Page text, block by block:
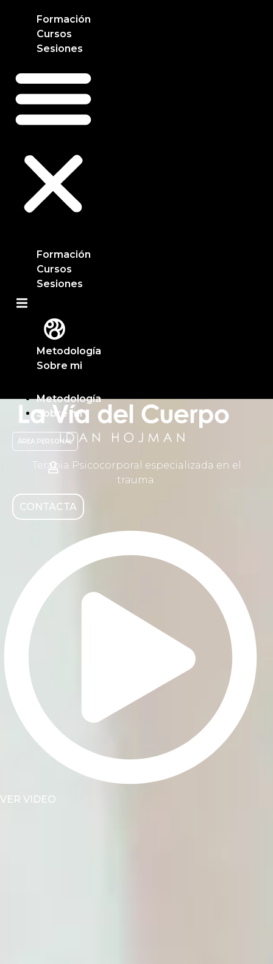
contenido
Formación
Cursos
Sesiones
Formación
Cursos
Sesiones
Metodología
Sobre mi
Metodología
Sobre mi
ÁREA PERSONAL
Terapia Psicocorporal especializada en el
trauma.
CONTACTA
VER VIDEO